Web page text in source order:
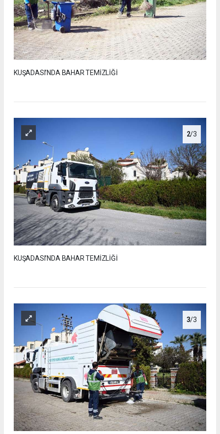
KUŞADASI’NDA BAHAR TEMİZLİĞİ
2/3
KUŞADASI’NDA BAHAR TEMİZLİĞİ
3/3